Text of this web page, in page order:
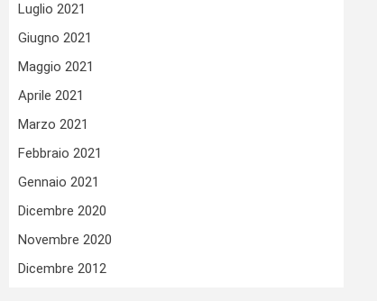
Luglio 2021
Giugno 2021
Maggio 2021
Aprile 2021
Marzo 2021
Febbraio 2021
Gennaio 2021
Dicembre 2020
Novembre 2020
Dicembre 2012